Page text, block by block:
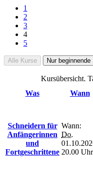
1
2
3
4
5
Alle Kurse Nur beginnende
Kursübersicht.
Was
Wann
Schneidern für
Anfängerinnen
und
Fortgeschrittene
Wann:
Do.
20.00 Uhr